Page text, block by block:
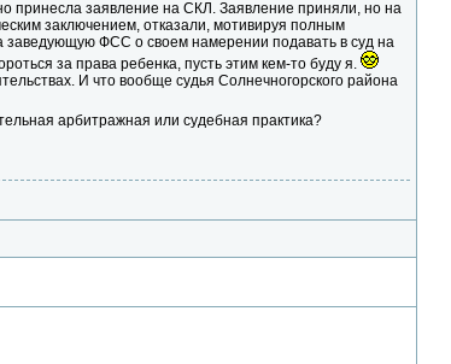
принесла заявление на СКЛ. Заявление приняли, но на
заключением, отказали, мотивируя полным
заведующую ФСС о своем намерении подавать в суд на
за права ребенка, пусть этим кем-то буду я.
И что вообще судья Солнечногорского района
арбитражная или судебная практика?